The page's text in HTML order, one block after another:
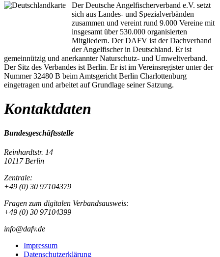
Der Deutsche Angelfischerverband e.V. setzt
sich aus Landes- und Spezialverbänden
zusammen und vereint rund 9.000 Vereine mit
insgesamt über 530.000 organisierten
Mitgliedern. Der DAFV ist der Dachverband
der Angelfischer in Deutschland. Er ist
gemeinnützig und anerkannter Naturschutz- und Umweltverband.
Der Sitz des Verbandes ist Berlin. Er ist im Vereinsregister unter der
Nummer 32480 B beim Amtsgericht Berlin Charlottenburg
eingetragen und arbeitet auf Grundlage seiner Satzung.
Kontaktdaten
Bundesgeschäftsstelle
Reinhardtstr. 14
10117 Berlin
Zentrale:
+49 (0) 30 97104379
Fragen zum digitalen Verbandsausweis:
+49 (0) 30 97104399
info@dafv.de
Impressum
Datenschutzerklärung